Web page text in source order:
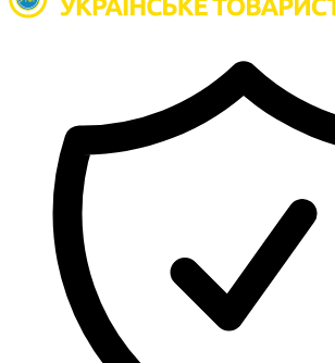
Атестація
Волинська область
Дніпропетровська область
Донецька область
Житомирська область
Івано-Франківська область
Київська область
Кіровоградська область
Львівська область